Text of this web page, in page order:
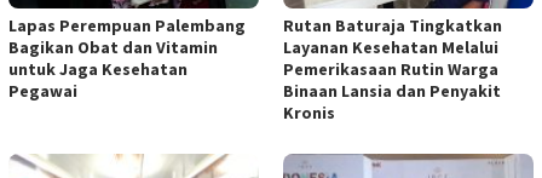
Lapas Perempuan Palembang
Bagikan Obat dan Vitamin
untuk Jaga Kesehatan
Pegawai
Rutan Baturaja Tingkatkan
Layanan Kesehatan Melalui
Pemerikasaan Rutin Warga
Binaan Lansia dan Penyakit
Kronis